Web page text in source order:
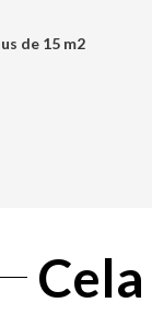
de 15 m2